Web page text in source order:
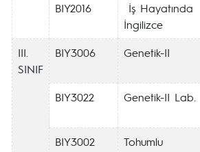
BIY2016
İş Hayatında
İngilizce
III.
SINIF
BIY3006 Genetik-II
BIY3022 Genetik-II Lab.
BIY3002
Tohumlu